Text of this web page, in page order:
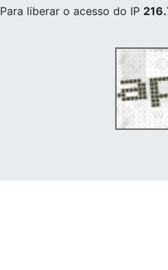
Para liberar o acesso do IP